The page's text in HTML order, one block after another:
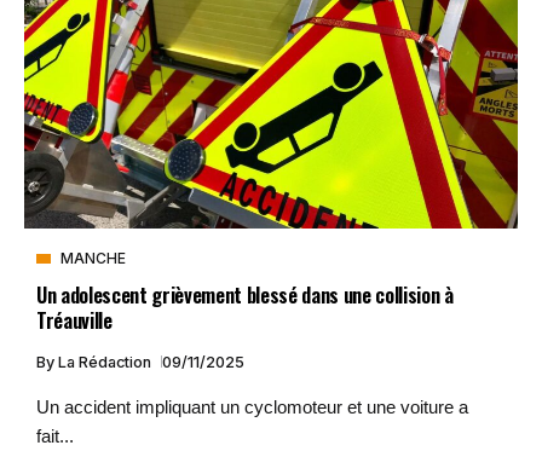
MANCHE
Un adolescent grièvement blessé dans une collision à
Tréauville
By La Rédaction 09/11/2025
Un accident impliquant un cyclomoteur et une voiture a
fait...